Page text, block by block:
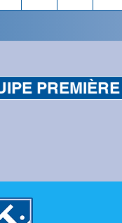
PREMIÈRE